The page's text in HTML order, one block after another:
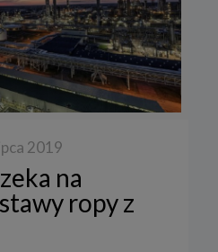
2019
na
ropy z